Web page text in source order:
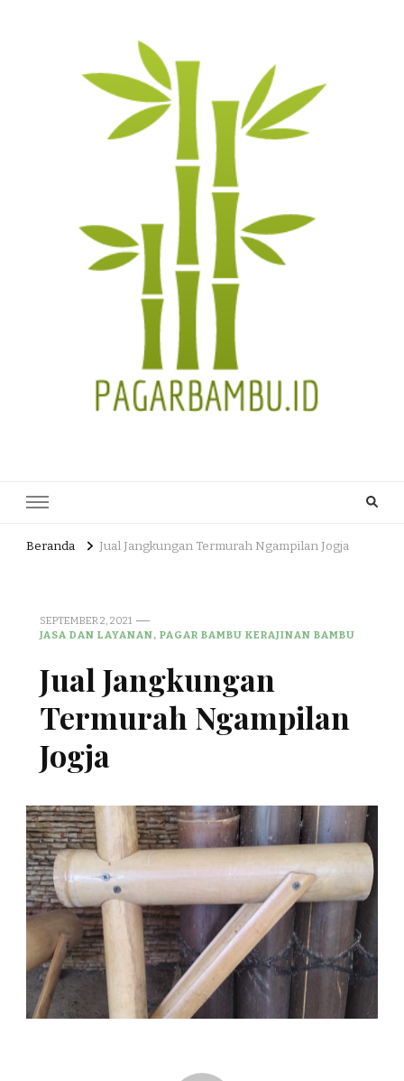
PAGAR BAMBU WULUNG
ATAU BAMBU HITAM
Beranda Jual Jangkungan Termurah Ngampilan Jogja
SEPTEMBER 2, 2021
JASA DAN LAYANAN, PAGAR BAMBU KERAJINAN BAMBU
Jual Jangkungan
Termurah Ngampilan
Jogja